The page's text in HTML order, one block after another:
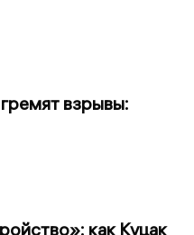
взрывы:
как Куцак